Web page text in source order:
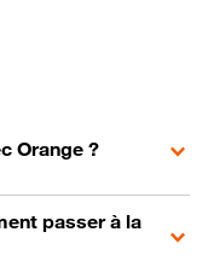
Orange ?
passer à la